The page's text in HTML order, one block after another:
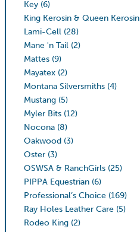
Key (6)
King Kerosin & Queen Kerosin
Lami-Cell (28)
Mane 'n Tail (2)
Mattes (9)
Mayatex (2)
Montana Silversmiths (4)
Mustang (5)
Myler Bits (12)
Nocona (8)
Oakwood (3)
Oster (3)
OSWSA & RanchGirls (25)
PIPPA Equestrian (6)
Professional’s Choice (169)
Ray Holes Leather Care (5)
Rodeo King (2)